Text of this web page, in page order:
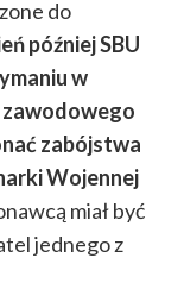
do
później SBU
w
zawodowego
zabójstwa
Wojennej
miał być
jednego z